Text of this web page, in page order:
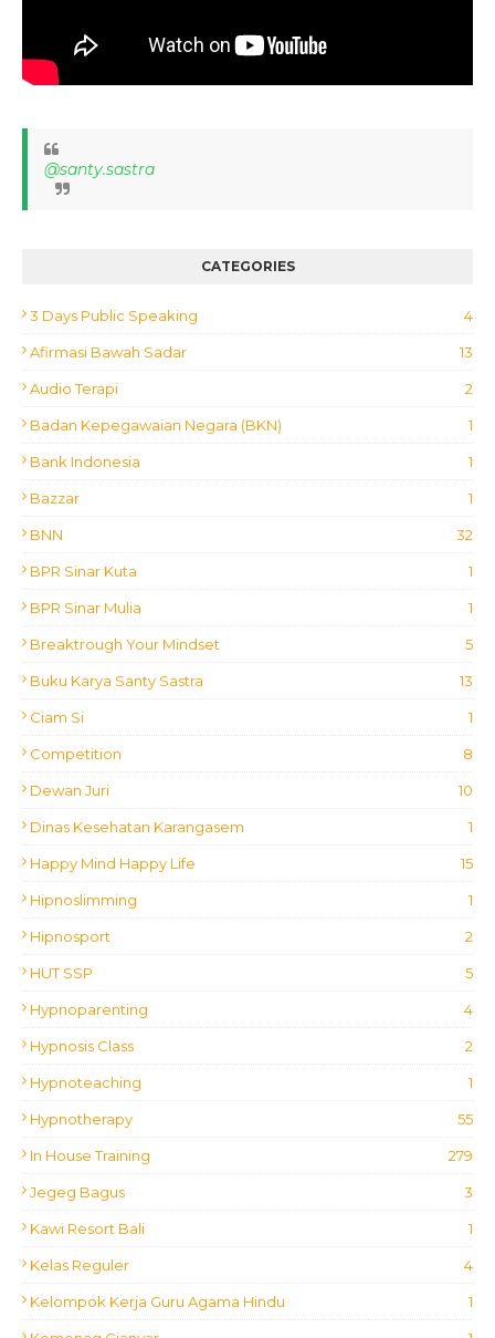
@santy.sastra
CATEGORIES
3 Days Public Speaking 4
Afirmasi Bawah Sadar 13
Audio Terapi 2
Badan Kepegawaian Negara (BKN) 1
Bank Indonesia 1
Bazzar 1
BNN 32
BPR Sinar Kuta 1
BPR Sinar Mulia 1
Breaktrough Your Mindset 5
Buku Karya Santy Sastra 13
Ciam Si 1
Competition 8
Dewan Juri 10
Dinas Kesehatan Karangasem 1
Happy Mind Happy Life 15
Hipnoslimming 1
Hipnosport 2
HUT SSP 5
Hypnoparenting 4
Hypnosis Class 2
Hypnoteaching 1
Hypnotherapy 55
In House Training 279
Jegeg Bagus 3
Kawi Resort Bali 1
Kelas Reguler 4
Kelompok Kerja Guru Agama Hindu 1